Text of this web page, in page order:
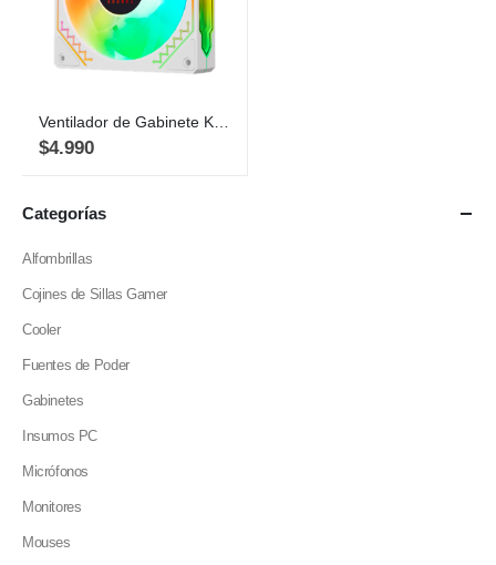
$4.990
Categorías
Alfombrillas
Cojines de Sillas Gamer
Cooler
Fuentes de Poder
Gabinetes
Insumos PC
Micrófonos
Monitores
Mouses